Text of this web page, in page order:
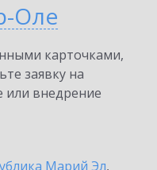
Оле
карточками,
заявку на
или внедрение
Марий Эл,